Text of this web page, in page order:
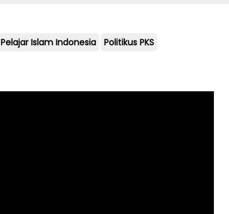
Pelajar Islam Indonesia Politikus PKS